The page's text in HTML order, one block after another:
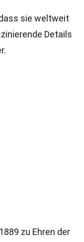
sie weltweit
Details
zu Ehren der